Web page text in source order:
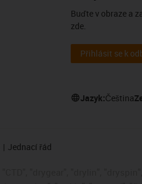
Buďte v obraze a
zde.
Přihlásit se k
Jazyk:Čeština
Jednací řád